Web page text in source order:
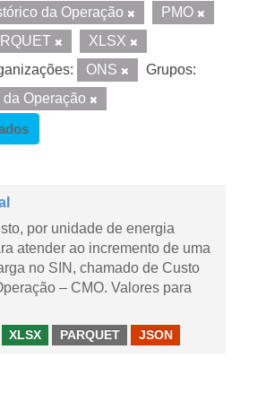
da Operação
PMO
XLSX
ONS
Grupos:
da Operação
por unidade de energia
atender ao incremento de uma
no SIN, chamado de Custo
– CMO. Valores para
XLSX PARQUET JSON